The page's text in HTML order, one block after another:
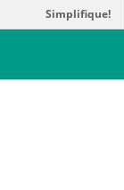
Simplifique!